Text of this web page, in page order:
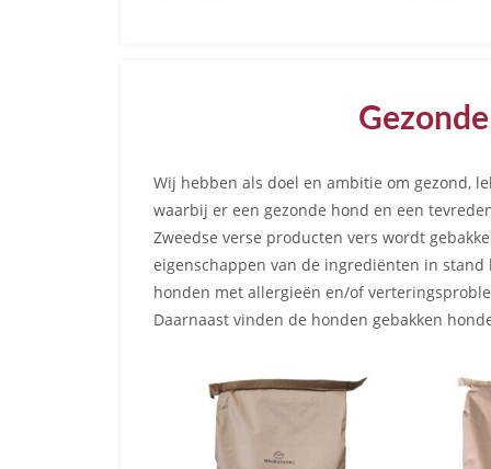
Wij hebben als doel en ambitie om gezond,
waarbij er een gezonde hond en een
Zweedse verse producten vers wordt
eigenschappen van de ingrediënten in
honden met allergieën en/of
Daarnaast vinden de honden gebakken